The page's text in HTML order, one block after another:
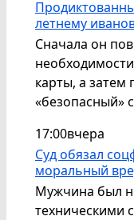
летнему
Сначала он
карты, а затем
«безопасный»
17:00вчера
Суд обязал
моральный
Мужчина был
техническими